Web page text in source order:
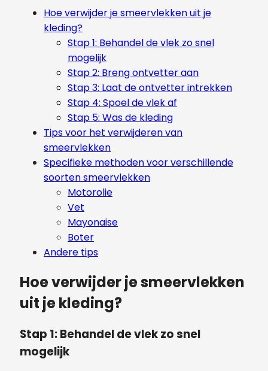
Hoe verwijder je smeervlekken uit je
kleding?
Stap 1: Behandel de vlek zo snel
mogelijk
Stap 2: Breng ontvetter aan
Stap 3: Laat de ontvetter intrekken
Stap 4: Spoel de vlek af
Stap 5: Was de kleding
Tips voor het verwijderen van
smeervlekken
Specifieke methoden voor verschillende
soorten smeervlekken
Motorolie
Vet
Mayonaise
Boter
Andere tips
Hoe verwijder je smeervlekken
uit je kleding?
Stap 1: Behandel de vlek zo snel
mogelijk